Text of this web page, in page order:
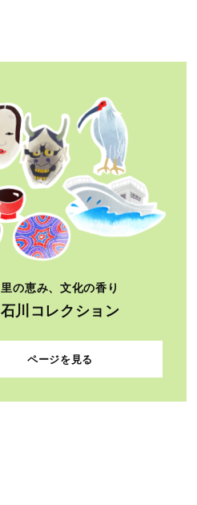
里の恵み、文化の香り
石川コレクション
ページを見る